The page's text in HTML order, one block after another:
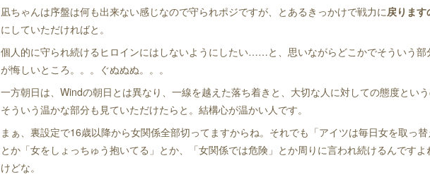
凪ちゃんは序盤は何も出来ない感じなので守られポジですが、とあるきっかけで戦力に戻ります
にしていただければと。
個人的に守られ続けるヒロインにはしないようにしたい……と、思いながらどこかでそういう部
が悔しいところ。。。ぐぬぬぬ。。。
一方朝日は、Windの朝日とは異なり、一線を越えた落ち着きと、大切な人に対しての態度と
そういう温かな部分も見ていただけたらと。結構心が温かい人です。
まぁ、裏設定で16歳以降から女関係全部切ってますからね。それでも「アイツは毎日女を取っ替
とか「女をしょっちゅう抱いてる」とか、「女関係では危険」とか周りに言われ続けるんです
けどな。